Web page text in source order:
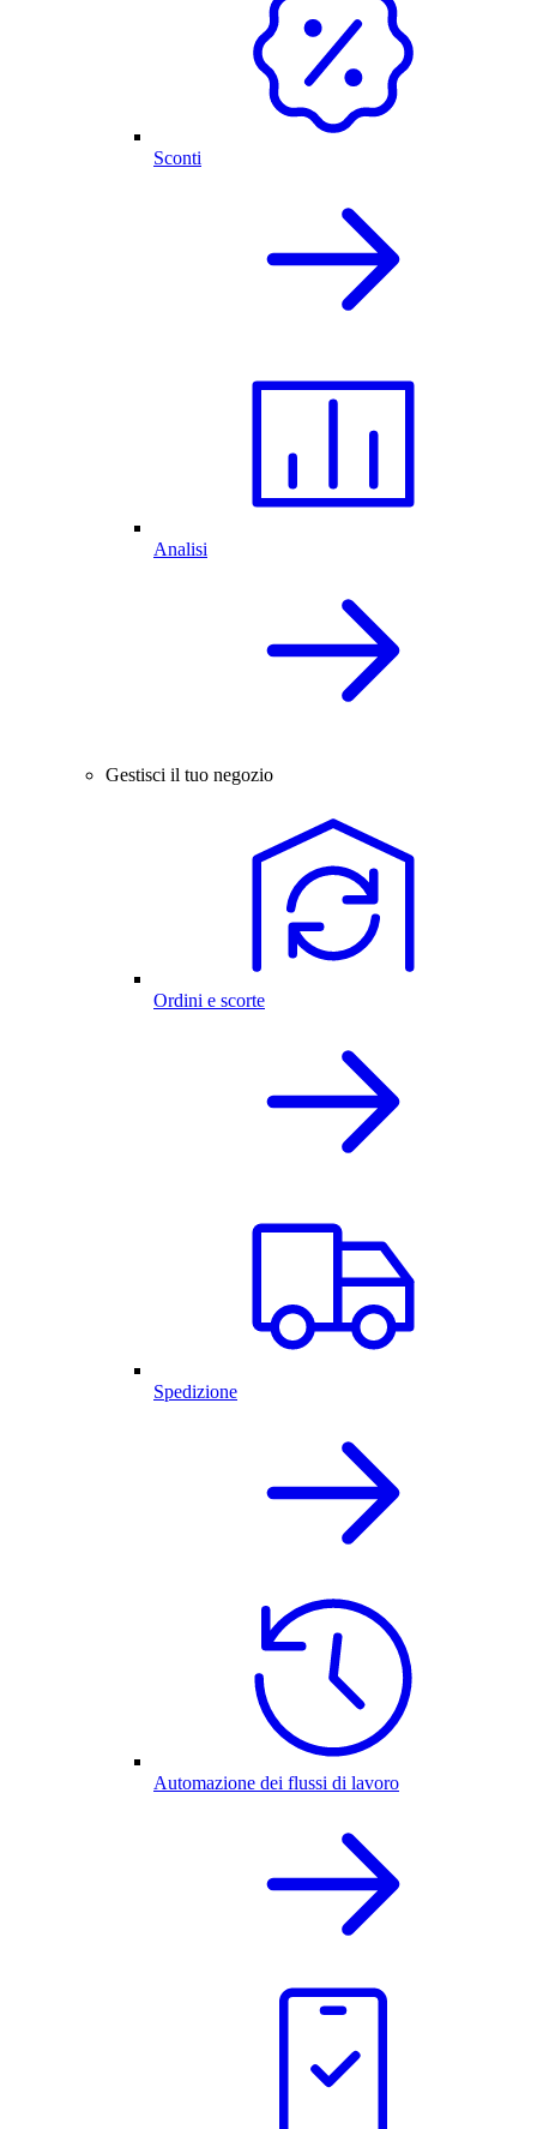
Sconti
Analisi
Gestisci il tuo negozio
Ordini e scorte
Spedizione
Automazione dei flussi di lavoro